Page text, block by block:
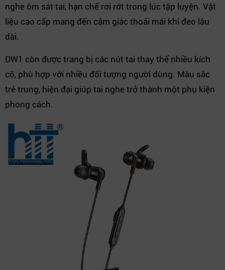
nghe ôm sát tai, hạn chế rơi rớt trong lúc tập luyện. Vật
liệu cao cấp mang đến cảm giác thoải mái khi đeo lâu
dài.
DW1 còn được trang bị các nút tai thay thế nhiều kích
cỡ, phù hợp với nhiều đối tượng người dùng. Màu sắc
trẻ trung, hiện đại giúp tai nghe trở thành một phụ kiện
phong cách.